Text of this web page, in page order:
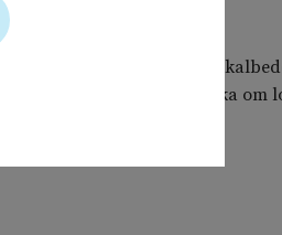
mellan att få
för att undersöka